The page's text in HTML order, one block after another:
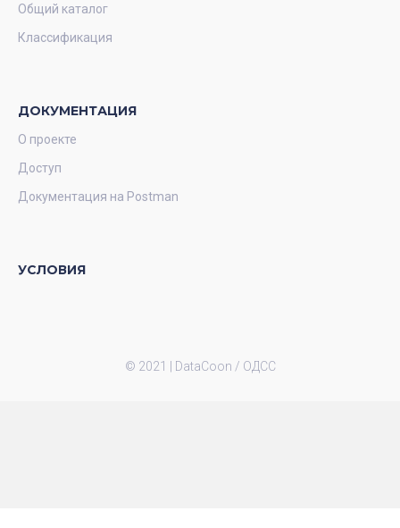
Общий каталог
Классификация
ДОКУМЕНТАЦИЯ
О проекте
Доступ
Документация на Postman
УСЛОВИЯ
© 2021 | DataCoon / ОДСС